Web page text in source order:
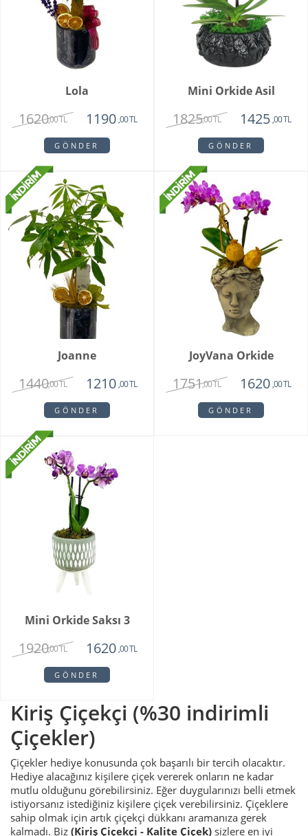
Lola
1620,00 TL 1190 ,00 TL
GÖNDER
Mini Orkide Asil
1825,00 TL 1425 ,00 TL
GÖNDER
Joanne
1440,00 TL 1210 ,00 TL
GÖNDER
JoyVana Orkide
1751,00 TL 1620 ,00 TL
GÖNDER
Mini Orkide Saksı 3
1920,00 TL 1620 ,00 TL
GÖNDER
Kiriş Çiçekçi (%30 indirimli
Çiçekler)
Çiçekler hediye konusunda çok başarılı bir tercih olacaktır.
Hediye alacağınız kişilere çiçek vererek onların ne kadar
mutlu olduğunu görebilirsiniz. Eğer duygularınızı belli etmek
istiyorsanız istediğiniz kişilere çiçek verebilirsiniz. Çiçeklere
sahip olmak için artık çiçekçi dükkanı aramanıza gerek
kalmadı. Biz (Kiriş Çiçekçi - Kalite Çiçek) sizlere en iyi